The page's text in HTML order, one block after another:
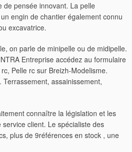
de pensée innovant. La pelle
engin de chantier également connu
excavatrice.
on parle de minipelle ou de midipelle.
Entreprise accédez au formulaire
Pelle rc sur Breizh-Modelisme.
assainissement,
connaître la législation et les
client. Le spécialiste des
plus de 9références en stock , une